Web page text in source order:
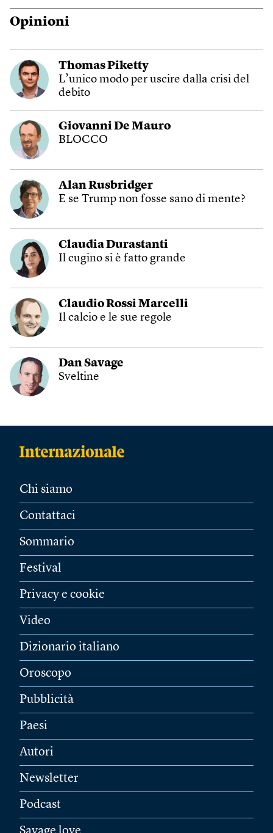
Opinioni
Thomas Piketty
L’unico modo per uscire dalla crisi del
debito
Giovanni De Mauro
BLOCCO
Alan Rusbridger
E se Trump non fosse sano di mente?
Claudia Durastanti
Il cugino si è fatto grande
Claudio Rossi Marcelli
Il calcio e le sue regole
Dan Savage
Sveltine
Chi siamo
Contattaci
Sommario
Festival
Privacy e cookie
Video
Dizionario italiano
Oroscopo
Pubblicità
Paesi
Autori
Newsletter
Podcast